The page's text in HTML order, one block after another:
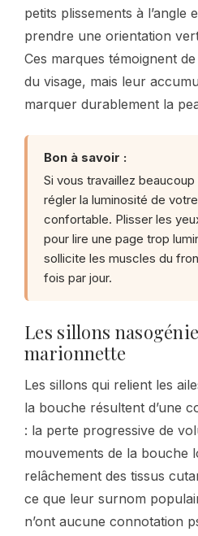
petits plissements à l’angle
prendre une orientation
Ces marques témoignent
du visage, mais leur
marquer durablement la
Bon à savoir :
Si vous travaillez
régler la luminosité de
confortable. Plisser les
pour lire une page trop
sollicite les muscles du
fois par jour.
Les sillons
marionnette
Les sillons qui relient les
la bouche résultent d’une
: la perte progressive de
mouvements de la bouche
relâchement des tissus
ce que leur surnom
n’ont aucune connotation